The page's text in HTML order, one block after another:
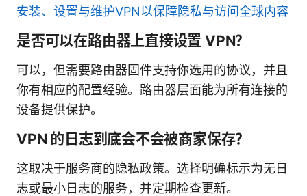
安装、设置与维护VPN以保障隐私与访问全球内容
是否可以在路由器上直接设置 VPN？
可以，但需要路由器固件支持你选用的协议，并且
你有相应的配置经验。路由器层面能为所有连接的
设备提供保护。
VPN 的日志到底会不会被商家保存？
这取决于服务商的隐私政策。选择明确标示为无日
志或最小日志的服务，并定期检查更新。